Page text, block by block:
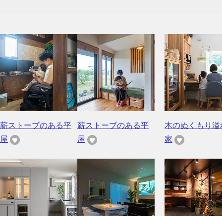
薪ストーブのある平
屋
薪ストーブのある平
屋
木のぬくもり溢
家